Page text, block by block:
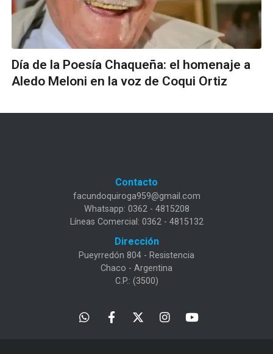
Día de la Poesía Chaqueña: el homenaje a
Aledo Meloni en la voz de Coqui Ortiz
Contacto
facundoquiroga959@gmail.com
Whatsapp: 0362 - 4815208
Líneas Comercial: 0362 - 4815132
Dirección
Pueyrredón 804 - Resistencia
Chaco - Argentina
C.P.: (3500)